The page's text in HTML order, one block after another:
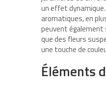
un effet
aromatiques, en
peuvent également
que des fleurs
une touche de
Éléments